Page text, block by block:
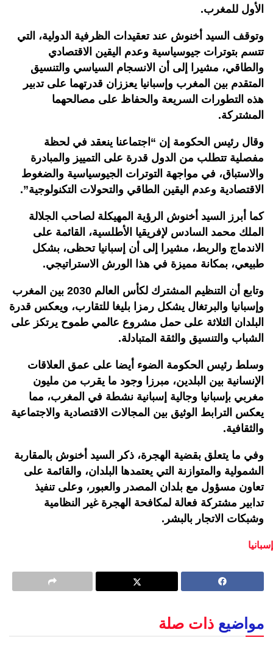
الأول للمغرب.
وتوقف السيد أخنوش عند تعقيدات الظرفية الدولية، التي
تتسم بتوترات جيوسياسية وعدم اليقين الاقتصادي
والطاقي، مشيرا إلى أن الانسجام السياسي والتنسيق
المتقدم بين المغرب وإسبانيا يعززان قدرتهما على تدبير
هذه التطورات السريعة والحفاظ على مصالحهما
المشتركة.
وقال رئيس الحكومة إن “اجتماعنا ينعقد في لحظة
مفصلية تتطلب من الدول قدرة على التمييز والمبادرة
والاستباق، في مواجهة التوترات الجيوسياسية والضغوط
الاقتصادية وعدم اليقين الطاقي والتحولات التكنولوجية”.
كما أبرز السيد أخنوش الرؤية المهيكلة لصاحب الجلالة
الملك محمد السادس لإفريقيا الأطلسية، القائمة على
الاندماج والربط، مشيرا إلى أن إسبانيا تحظى، بشكل
طبيعي، بمكانة مميزة في هذا الورش الاستراتيجي.
وتابع أن التنظيم المشترك لكأس العالم 2030 بين المغرب
وإسبانيا والبرتغال يشكل رمزا بليغا للتقارب، ويعكس قدرة
البلدان الثلاثة على حمل مشروع عالمي طموح يرتكز على
الشباب والتنسيق والثقة المتبادلة.
وسلط رئيس الحكومة الضوء أيضا على عمق العلاقات
الإنسانية بين البلدين، مبرزا وجود ما يقرب من مليون
مغربي بإسبانيا وجالية إسبانية نشطة في المغرب، مما
يعكس الترابط الوثيق بين المجالات الاقتصادية والاجتماعية
والثقافية.
وفي ما يتعلق بقضية الهجرة، ذكر السيد أخنوش بالمقاربة
الشمولية والمتوازنة التي يعتمدها البلدان، والقائمة على
تعاون مسؤول مع بلدان المصدر والعبور، وعلى تنفيذ
تدابير مشتركة فعالة لمكافحة الهجرة غير النظامية
وشبكات الاتجار بالبشر.
إسبانيا
مواضيع ذات صلة